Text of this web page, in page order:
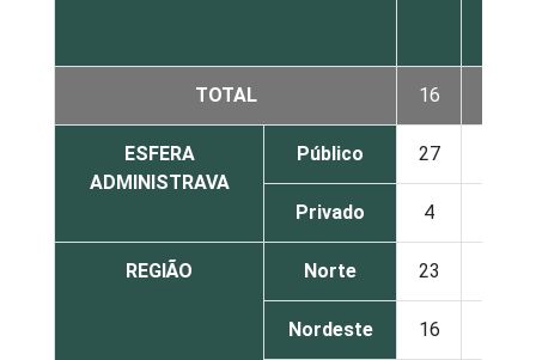
TOTAL 16
ESFERA
ADMINISTRAVA
Público 27
Privado 4
REGIÃO Norte 23
Nordeste 16